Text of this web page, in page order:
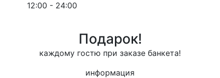
12:00 - 24:00
Подарок!
каждому гостю при заказе банкета!
информация